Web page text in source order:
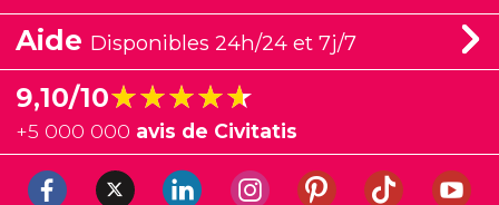
Aide Disponibles 24h/24 et 7j/7
9,10/10★★★★★
★★★★★
+5 000 000 avis de Civitatis